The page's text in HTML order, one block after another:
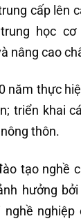
cấp lên
học
nâng cao
năm thực
triển khai
thôn.
tạo nghề
hưởng
nghiệp